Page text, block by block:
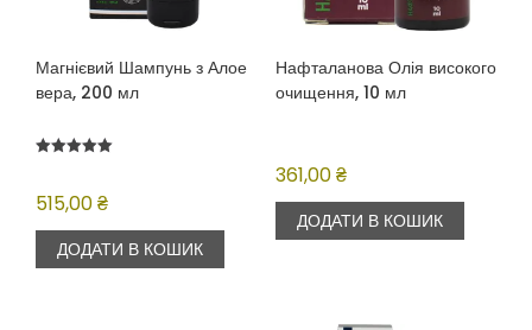
Магнієвий Шампунь з Алое
вера, 200 мл
з 5
515,00₴
ДОДАТИ В КОШИК
Нафталанова Олія високого
очищення, 10 мл
361,00₴
ДОДАТИ В КОШИК